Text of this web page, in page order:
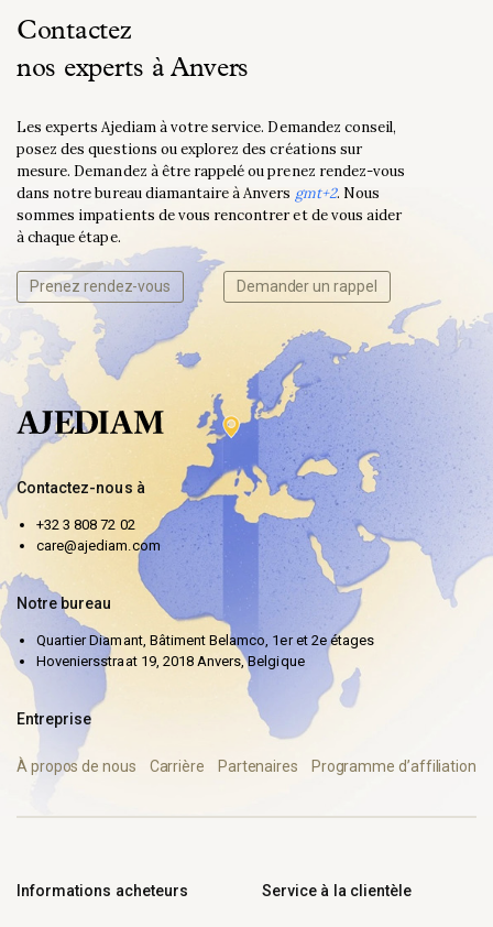
Contactez
nos experts à Anvers
Les experts Ajediam à votre service. Demandez conseil,
posez des questions ou explorez des créations sur
mesure. Demandez à être rappelé ou prenez rendez-vous
dans notre bureau diamantaire à Anvers gmt+2. Nous
sommes impatients de vous rencontrer et de vous aider
à chaque étape.
Prenez rendez-vous Demander un rappel
Contactez-nous à
+32 3 808 72 02
care@ajediam.com
Notre bureau
Quartier Diamant, Bâtiment Belamco, 1er et 2e étages
Hoveniersstraat 19, 2018 Anvers, Belgique
Entreprise
À propos de nous Carrière Partenaires Programme d’affiliation
Informations acheteurs Service à la clientèle